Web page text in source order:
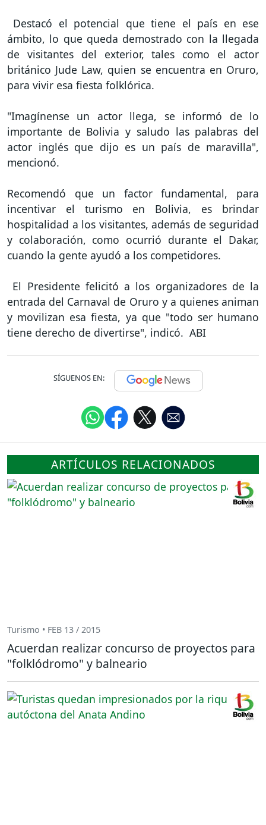
Destacó el potencial que tiene el país en ese
ámbito, lo que queda demostrado con la llegada
de visitantes del exterior, tales como el actor
británico Jude Law, quien se encuentra en Oruro,
para vivir esa fiesta folklórica.
"Imagínense un actor llega, se informó de lo
importante de Bolivia y saludo las palabras del
actor inglés que dijo es un país de maravilla",
mencionó.
Recomendó que un factor fundamental, para
incentivar el turismo en Bolivia, es brindar
hospitalidad a los visitantes, además de seguridad
y colaboración, como ocurrió durante el Dakar,
cuando la gente ayudó a los competidores.
El Presidente felicitó a los organizadores de la
entrada del Carnaval de Oruro y a quienes animan
y movilizan esa fiesta, ya que "todo ser humano
tiene derecho de divertirse", indicó. ABI
SÍGUENOS EN:
ARTÍCULOS RELACIONADOS
Turismo • FEB 13 / 2015
Acuerdan realizar concurso de proyectos para
"folklódromo" y balneario